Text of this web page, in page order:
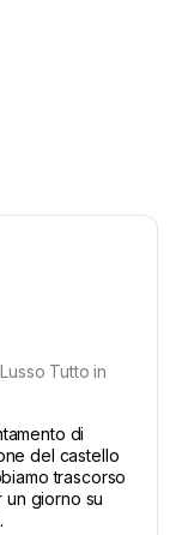
Tutto in
di
del castello
trascorso
giorno su